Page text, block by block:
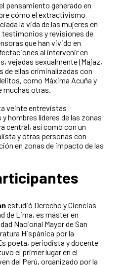
pensamiento generado en
cómo el extractivismo
la vida de las mujeres en
y revisiones de
que han vivido en
al intervenir en
vejadas sexualmente (Majaz,
de ellas criminalizadas con
como Máxima Acuña y
muchas otras.
veinte entrevistas
hombres líderes de las zonas
central, así como con un
y otras personas con
en zonas de impacto de las
estudió Derecho y Ciencias
de Lima, es máster en
Nacional Mayor de San
Hispánica por la
poeta, periodista y docente
el primer lugar en el
del Perú, organizado por la